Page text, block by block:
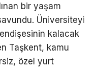
bir yaşam
Üniversiteyi
kalacak
Taşkent, kamu
özel yurt